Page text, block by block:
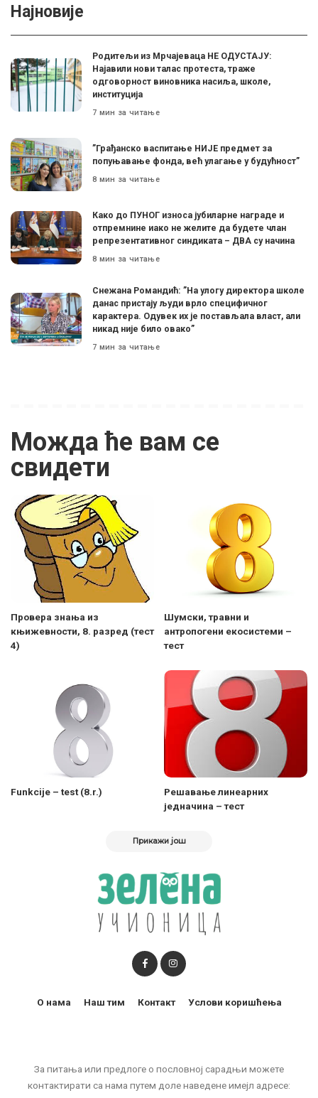
Најновије
Родитељи из Мрчајеваца НЕ ОДУСТАЈУ:
Најавили нови талас протеста, траже
одговорност виновника насиља, школе,
институција
7 мин за читање
”Грађанско васпитање НИЈЕ предмет за
попуњавање фонда, већ улагање у будућност”
8 мин за читање
Како до ПУНОГ износа јубиларне награде и
отпремнине иако не желите да будете члан
репрезентативног синдиката – ДВА су начина
8 мин за читање
Снежана Романдић: ”На улогу директора школе
данас пристају људи врло специфичног
карактера. Одувек их је постављала власт, али
никад није било овако”
7 мин за читање
Можда ће вам се
свидети
Провера знања из
књижевности, 8. разред (тест
4)
Шумски, травни и
антропогени екосистеми –
тест
Funkcije – test (8.r.)
Решавање линеарних
једначина – тест
Прикажи још
За питања или предлоге о пословној сарадњи можете
контактирати са нама путем доле наведене имејл адресе:
О нама Наш тим Контакт Услови коришћења